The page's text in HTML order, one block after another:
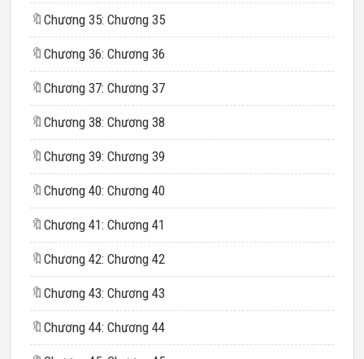
🔖 Chương 35: Chương 35
🔖 Chương 36: Chương 36
🔖 Chương 37: Chương 37
🔖 Chương 38: Chương 38
🔖 Chương 39: Chương 39
🔖 Chương 40: Chương 40
🔖 Chương 41: Chương 41
🔖 Chương 42: Chương 42
🔖 Chương 43: Chương 43
🔖 Chương 44: Chương 44